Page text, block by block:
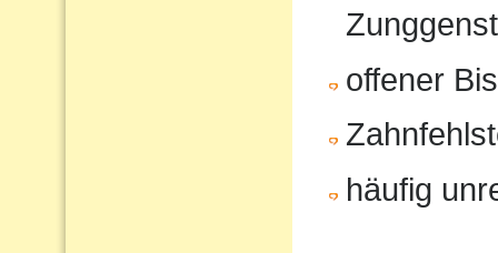
offener
häufig